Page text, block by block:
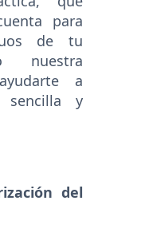
para
de tu
nuestra
a
sencilla y
del